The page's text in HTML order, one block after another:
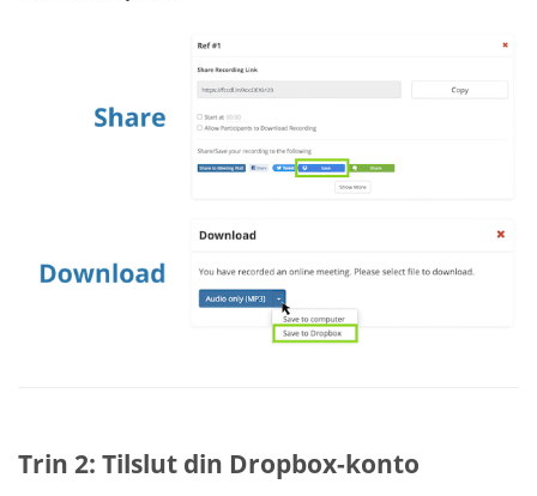
Trin 2: Tilslut din Dropbox-konto